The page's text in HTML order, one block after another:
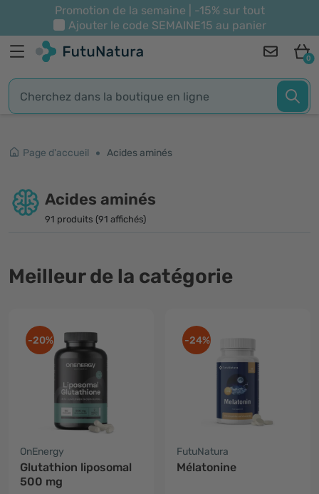
Promotion de la semaine | -15% sur tout
Ajouter le code SEMAINE15 au panier
0
Page d'accueil Acides aminés
Acides aminés
91 produits (91 affichés)
Meilleur de la catégorie
-20%
OnEnergy
Glutathion liposomal
500 mg
-24%
FutuNatura
Mélatonine